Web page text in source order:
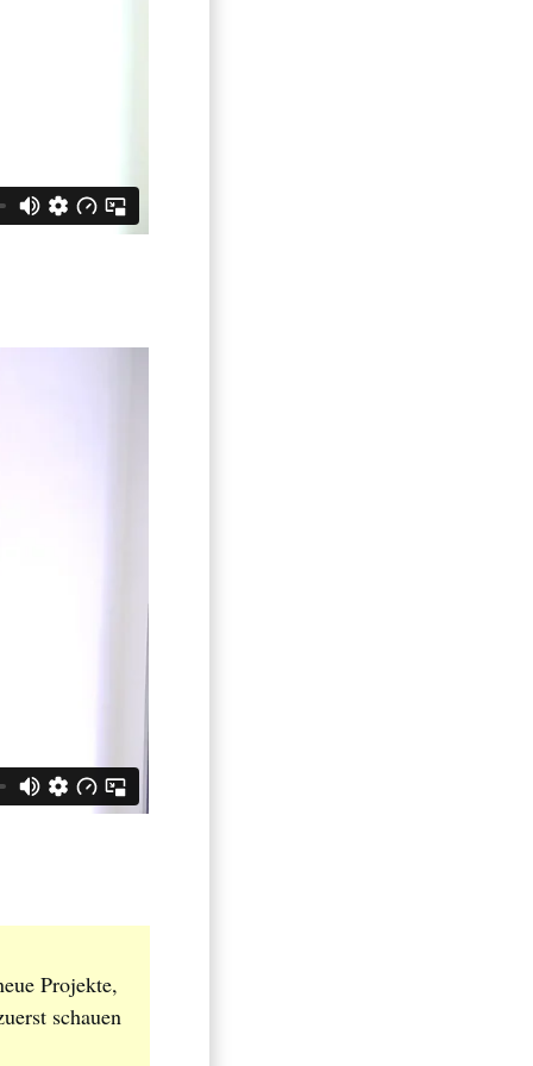
Projekte,
schauen